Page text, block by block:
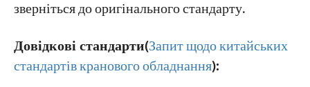
зверніться до оригінального стандарту.
Довідкові стандарти(Запит щодо китайських
стандартів кранового обладнання):